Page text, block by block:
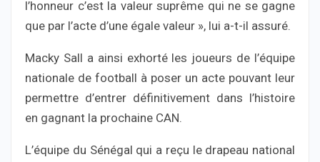
l’honneur c’est la valeur suprême qui ne se gagne
que par l’acte d’une égale valeur », lui a-t-il assuré.
Macky Sall a ainsi exhorté les joueurs de l’équipe
nationale de football à poser un acte pouvant leur
permettre d’entrer définitivement dans l’histoire
en gagnant la prochaine CAN.
L’équipe du Sénégal qui a reçu le drapeau national